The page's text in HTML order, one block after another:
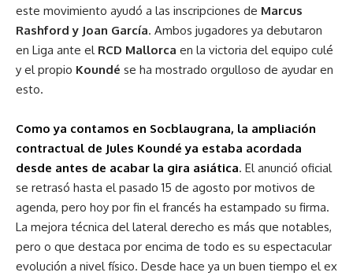
este movimiento ayudó a las inscripciones de Marcus
Rashford y Joan García. Ambos jugadores ya debutaron
en Liga ante el RCD Mallorca en la victoria del equipo culé
y el propio Koundé se ha mostrado orgulloso de ayudar en
esto.
Como ya contamos en Socblaugrana, la ampliación
contractual de Jules Koundé ya estaba acordada
desde antes de acabar la gira asiática. El anunció oficial
se retrasó hasta el pasado 15 de agosto por motivos de
agenda, pero hoy por fin el francés ha estampado su firma.
La mejora técnica del lateral derecho es más que notables,
pero o que destaca por encima de todo es su espectacular
evolución a nivel físico. Desde hace ya un buen tiempo el ex